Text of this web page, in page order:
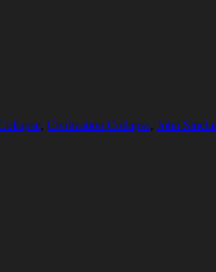
, Civilization Collapse, John